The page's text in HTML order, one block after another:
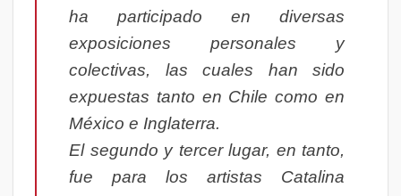
ha participado en diversas
exposiciones personales y
colectivas, las cuales han sido
expuestas tanto en Chile como en
México e Inglaterra.
El segundo y tercer lugar, en tanto,
fue para los artistas Catalina